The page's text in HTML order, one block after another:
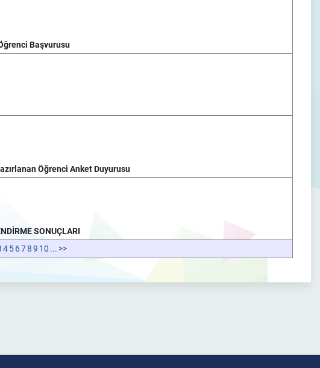
Başvurusu
Öğrenci Anket Duyurusu
SONUÇLARI
456789 10 ... >>